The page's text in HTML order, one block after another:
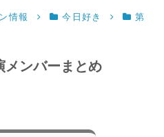
情報 今日好き
第
メンバーまとめ